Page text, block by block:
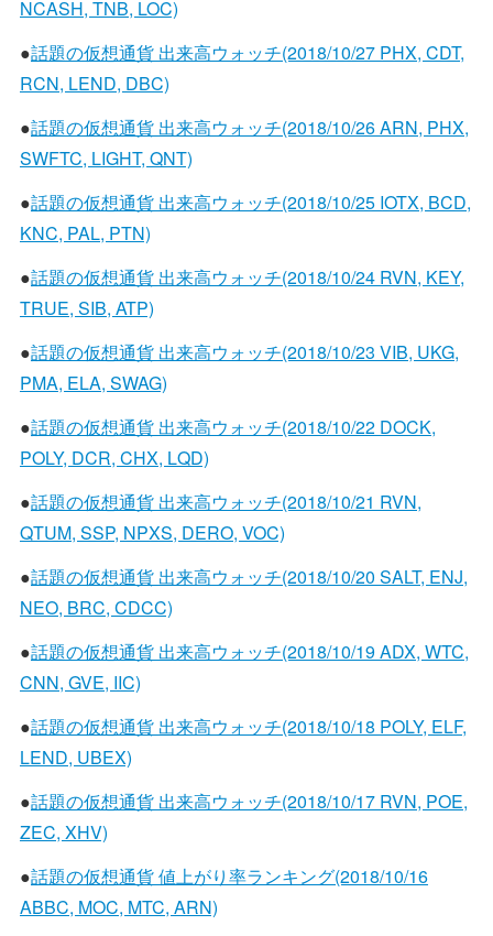
NCASH, TNB, LOC)
●話題の仮想通貨 出来高ウォッチ(2018/10/27 PHX, CDT,
RCN, LEND, DBC)
●話題の仮想通貨 出来高ウォッチ(2018/10/26 ARN, PHX,
SWFTC, LIGHT, QNT)
●話題の仮想通貨 出来高ウォッチ(2018/10/25 IOTX, BCD,
KNC, PAL, PTN)
●話題の仮想通貨 出来高ウォッチ(2018/10/24 RVN, KEY,
TRUE, SIB, ATP)
●話題の仮想通貨 出来高ウォッチ(2018/10/23 VIB, UKG,
PMA, ELA, SWAG)
●話題の仮想通貨 出来高ウォッチ(2018/10/22 DOCK,
POLY, DCR, CHX, LQD)
●話題の仮想通貨 出来高ウォッチ(2018/10/21 RVN,
QTUM, SSP, NPXS, DERO, VOC)
●話題の仮想通貨 出来高ウォッチ(2018/10/20 SALT, ENJ,
NEO, BRC, CDCC)
●話題の仮想通貨 出来高ウォッチ(2018/10/19 ADX, WTC,
CNN, GVE, IIC)
●話題の仮想通貨 出来高ウォッチ(2018/10/18 POLY, ELF,
LEND, UBEX)
●話題の仮想通貨 出来高ウォッチ(2018/10/17 RVN, POE,
ZEC, XHV)
●話題の仮想通貨 値上がり率ランキング(2018/10/16
ABBC, MOC, MTC, ARN)